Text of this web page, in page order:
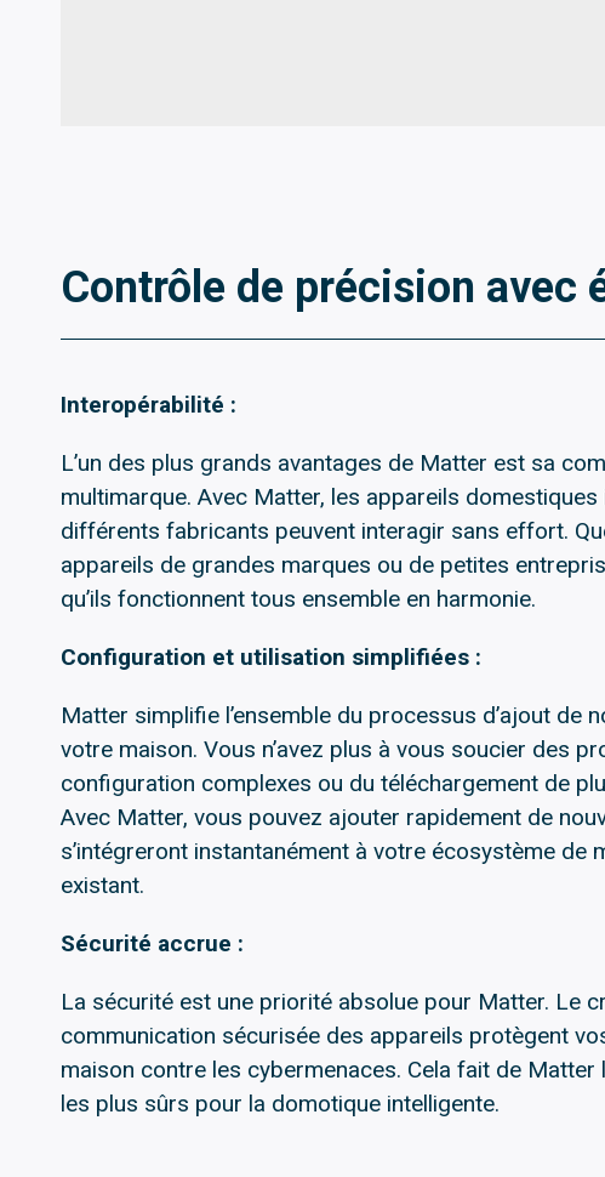
Contrôle de précision
Interopérabilité :
L’un des plus grands avantages de Matter est sa
multimarque. Avec Matter, les appareils
différents fabricants peuvent interagir sans effort.
appareils de grandes marques ou de petites
qu’ils fonctionnent tous ensemble en harmonie.
Configuration et utilisation simplifiées :
Matter simplifie l’ensemble du processus d’ajout de
votre maison. Vous n’avez plus à vous soucier des
configuration complexes ou du téléchargement de
Avec Matter, vous pouvez ajouter rapidement de
s’intégreront instantanément à votre écosystème de
existant.
Sécurité accrue :
La sécurité est une priorité absolue pour Matter. Le
communication sécurisée des appareils protègent
maison contre les cybermenaces. Cela fait de Matter
les plus sûrs pour la domotique intelligente.